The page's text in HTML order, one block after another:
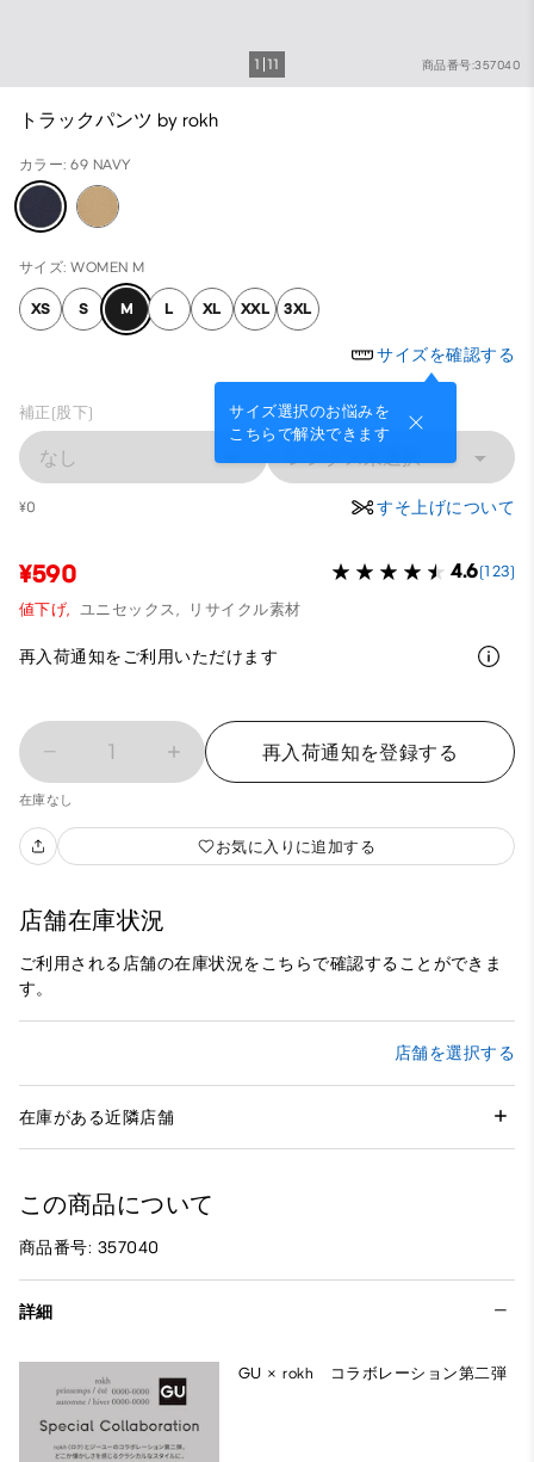
商品番号:357040
1 11
トラックパンツ by rokh
カラー: 69 NAVY
サイズ: WOMEN M
XS S M L XL XXL 3XL
サイズを確認する
サイズ選択のお悩みを
こちらで解決できます
補正(股下)
なし レングス未選択
¥0 すそ上げについて
¥590 4.6(123)
値下げ, ユニセックス, リサイクル素材
再入荷通知をご利用いただけます
1 再入荷通知を登録する
在庫なし
お気に入りに追加する
店舗在庫状況
ご利用される店舗の在庫状況をこちらで確認することができま
す。
店舗を選択する
在庫がある近隣店舗
この商品について
商品番号: 357040
詳細
GU × rokh コラボレーション第二弾